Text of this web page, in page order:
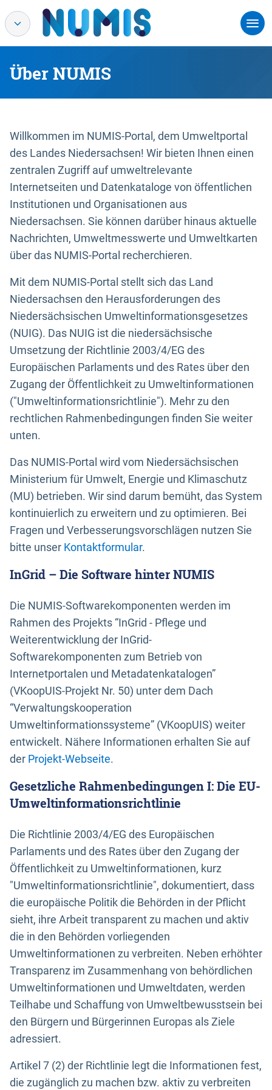
Über NUMIS
Willkommen im NUMIS-Portal, dem Umweltportal
des Landes Niedersachsen! Wir bieten Ihnen einen
zentralen Zugriff auf umweltrelevante
Internetseiten und Datenkataloge von öffentlichen
Institutionen und Organisationen aus
Niedersachsen. Sie können darüber hinaus aktuelle
Nachrichten, Umweltmesswerte und Umweltkarten
über das NUMIS-Portal recherchieren.
Mit dem NUMIS-Portal stellt sich das Land
Niedersachsen den Herausforderungen des
Niedersächsischen Umweltinformationsgesetzes
(NUIG). Das NUIG ist die niedersächsische
Umsetzung der Richtlinie 2003/4/EG des
Europäischen Parlaments und des Rates über den
Zugang der Öffentlichkeit zu Umweltinformationen
("Umweltinformationsrichtlinie"). Mehr zu den
rechtlichen Rahmenbedingungen finden Sie weiter
unten.
Das NUMIS-Portal wird vom Niedersächsischen
Ministerium für Umwelt, Energie und Klimaschutz
(MU) betrieben. Wir sind darum bemüht, das System
kontinuierlich zu erweitern und zu optimieren. Bei
Fragen und Verbesserungsvorschlägen nutzen Sie
bitte unser Kontaktformular.
InGrid – Die Software hinter NUMIS
Die NUMIS-Softwarekomponenten werden im
Rahmen des Projekts “InGrid - Pflege und
Weiterentwicklung der InGrid-
Softwarekomponenten zum Betrieb von
Internetportalen und Metadatenkatalogen”
(VKoopUIS-Projekt Nr. 50) unter dem Dach
“Verwaltungskooperation
Umweltinformationssysteme” (VKoopUIS) weiter
entwickelt. Nähere Informationen erhalten Sie auf
der Projekt-Webseite.
Gesetzliche Rahmenbedingungen I: Die EU-
Umweltinformationsrichtlinie
Die Richtlinie 2003/4/EG des Europäischen
Parlaments und des Rates über den Zugang der
Öffentlichkeit zu Umweltinformationen, kurz
"Umweltinformationsrichtlinie", dokumentiert, dass
die europäische Politik die Behörden in der Pflicht
sieht, ihre Arbeit transparent zu machen und aktiv
die in den Behörden vorliegenden
Umweltinformationen zu verbreiten. Neben erhöhter
Transparenz im Zusammenhang von behördlichen
Umweltinformationen und Umweltdaten, werden
Teilhabe und Schaffung von Umweltbewusstsein bei
den Bürgern und Bürgerinnen Europas als Ziele
adressiert.
Artikel 7 (2) der Richtlinie legt die Informationen fest,
die zugänglich zu machen bzw. aktiv zu verbreiten